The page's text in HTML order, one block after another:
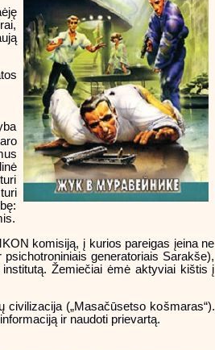
komisiją, į kurios pareigas įeina ne
generatoriais Sarakše),
Žemiečiai ėmė aktyviai kištis į
(„Masačūsetso košmaras“).
ir naudoti prievartą.